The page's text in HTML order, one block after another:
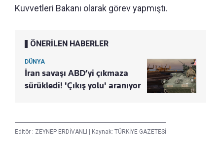
Kuvvetleri Bakanı olarak görev yapmıştı.
ÖNERİLEN HABERLER
DÜNYA
İran savaşı ABD’yi çıkmaza
sürükledi! 'Çıkış yolu' aranıyor
Editör : ZEYNEP ERDİVANLI | Kaynak: TÜRKİYE GAZETESİ